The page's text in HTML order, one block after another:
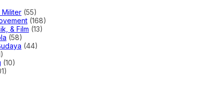
Militer (55)
(168)
& Film (13)
(58)
(44)
(10)